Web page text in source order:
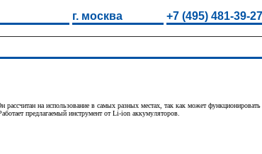
г. москва +7 (495) 481-39-27
на использование в самых разных местах, так как может функционировать
предлагаемый инструмент от Li-ion аккумуляторов.